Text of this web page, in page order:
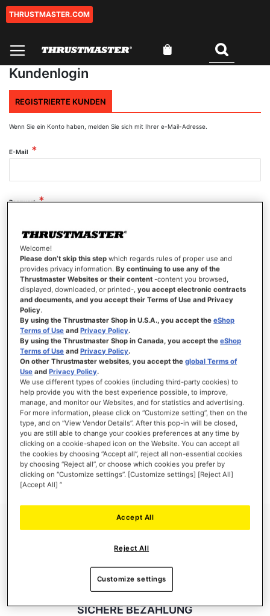
Zum
THRUSTMASTER.COM
Mein Warenkorb
Kundenlogin
REGISTRIERTE KUNDEN
Wenn Sie ein Konto haben, melden Sie sich mit Ihrer e-Mail-Adresse.
E-Mail
Passwort
Passwort anzeigen
ANMELDEN
Passwort vergessen?
NEUE KUNDEN
Ihre Anmeldung hat viele Vorteile: schnellerer Bestellvorgang, speichern von mehreren
Adressen, Sendungsverfolgung und vieles mehr.
EIN KONTO ERSTELLEN
SICHERE BEZAHLUNG
Welcome!
Please don’t skip this step which regards rules of proper use and
provides privacy information.By continuing to use any of the
Thrustmaster Websites or their content -content you browsed,
displayed, downloaded, or printed-,you accept electronic contracts
and documents, and you accept their Terms of Use and Privacy
Policy.
By using the Thrustmaster Shop in U.S.A., you accept theeShop
Terms of Use andPrivacy Policy.
By using the Thrustmaster Shop in Canada, you accept theeShop
Terms of Use andPrivacy Policy.
On other Thrustmaster websites, you accept theglobal Terms of
Use andPrivacy Policy.
We use different types of cookies (including third-party cookies) to
help provide you with the best experience possible, to improve,
manage, and monitor our Websites, and for statistics and advertising.
For more information, please click on “Customize setting”, then on the
type, and on “View Vendor Details”. After this pop-in will be closed,
you are still able to change your cookies preferences at any time by
clicking on a cookie-shaped icon on the Website. You can accept all
the cookies by choosing “Accept all”, reject all non-essential cookies
by choosing “Reject all”, or choose which cookies you prefer by
clicking on “Customize settings”. [Customize settings] [Reject All]
[Accept All] ”
Reject All
Accept All
Customize settings